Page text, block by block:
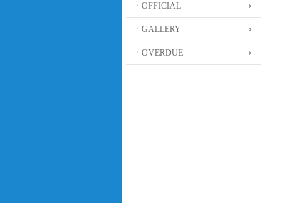
ㆍOFFICIAL
ㆍGALLERY
ㆍOVERDUE